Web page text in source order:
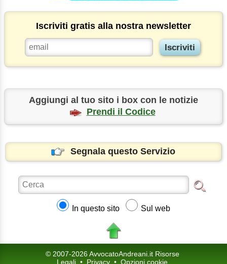
Iscriviti gratis alla nostra newsletter
Aggiungi al tuo sito i box con le notizie
Prendi il Codice
Segnala questo Servizio
In questo sito Sul web
© 2007-2026 AvvocatoAndreani.it Risorse
Legali • Privacy • Opzioni cookie